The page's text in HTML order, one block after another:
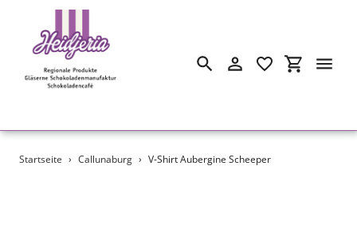
Direkt
SuchenEinloggen
Startseite › Callunaburg › V-Shirt Aubergine Scheeper